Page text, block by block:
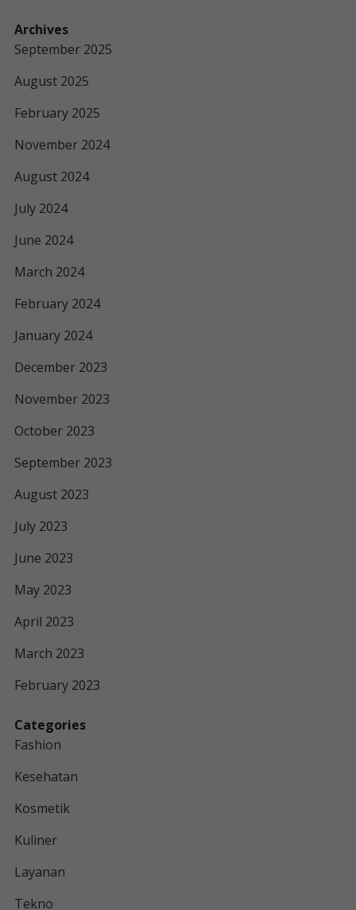
Archives
September 2025
August 2025
February 2025
November 2024
August 2024
July 2024
June 2024
March 2024
February 2024
January 2024
December 2023
November 2023
October 2023
September 2023
August 2023
July 2023
June 2023
May 2023
April 2023
March 2023
February 2023
Categories
Fashion
Kesehatan
Kosmetik
Kuliner
Layanan
Tekno